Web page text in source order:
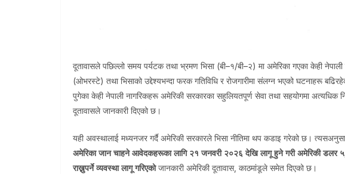
दूतावासले पछिल्लो समय पर्यटक तथा भ्रमण भिसा (बी–१/बी–२) मा अमेरिका गएका केही
(ओभरस्टे) तथा भिसाको उद्देश्यभन्दा फरक गतिविधि र रोजगारीमा संलग्न भएको घटनाहरू
पुगेका केही नेपाली नागरिकहरू अमेरिकी सरकारका सहुलियतपूर्ण सेवा तथा सहयोगमा अत्यधिक
दूतावासले जानकारी दिएको छ।
यही अवस्थालाई मध्यनजर गर्दै अमेरिकी सरकारले भिसा नीतिमा थप कडाइ गरेको छ।
अमेरिका जान चाहने आवेदकहरूका लागि २१ जनवरी २०२६ देखि लागू हुने गरी अमेरिकी
राख्नुपर्ने व्यवस्था लागू गरिएकोजानकारी अमेरिकी दूतावास, काठमांडूले समेत दिएको छ।